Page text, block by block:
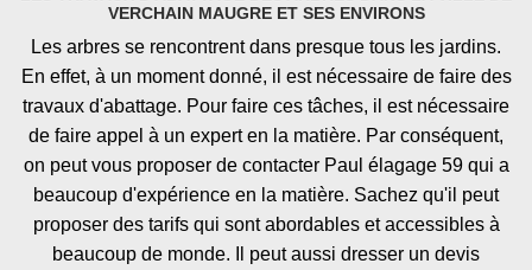
VERCHAIN MAUGRE ET SES ENVIRONS
Les arbres se rencontrent dans presque tous les jardins.
En effet, à un moment donné, il est nécessaire de faire des
travaux d'abattage. Pour faire ces tâches, il est nécessaire
de faire appel à un expert en la matière. Par conséquent,
on peut vous proposer de contacter Paul élagage 59 qui a
beaucoup d'expérience en la matière. Sachez qu'il peut
proposer des tarifs qui sont abordables et accessibles à
beaucoup de monde. Il peut aussi dresser un devis